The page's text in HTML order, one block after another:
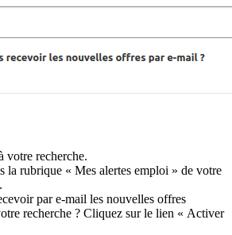
votre recherche.
la rubrique « Mes alertes emploi » de votre
par e-mail les nouvelles offres
recherche ? Cliquez sur le lien « Activer